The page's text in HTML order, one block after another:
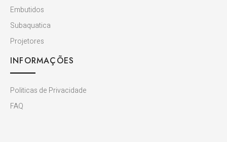
Embutidos
Subaquatica
Projetores
INFORMAÇÕES
Politicas de Privacidade
FAQ